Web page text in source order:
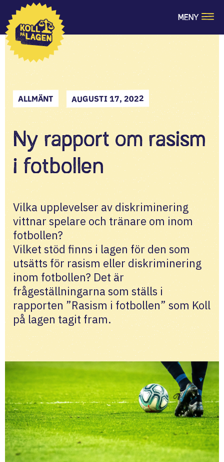
MENY
ALLMÄNT AUGUSTI 17, 2022
Ny rapport om rasism
i fotbollen
Vilka upplevelser av diskriminering
vittnar spelare och tränare om inom
fotbollen?
Vilket stöd finns i lagen för den som
utsätts för rasism eller diskriminering
inom fotbollen? Det är
frågeställningarna som ställs i
rapporten ”Rasism i fotbollen” som Koll
på lagen tagit fram.